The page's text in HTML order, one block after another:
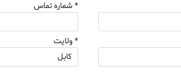
* شماره تماس
* ولایت